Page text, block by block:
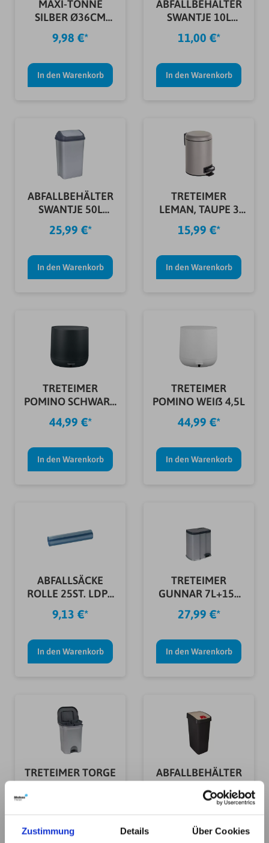
Zustimmung Details Über Cookies
MAXI-TONNE
SILBER Ø36CM
9,98 €*
In den Warenkorb
ABFALLBEHÄLTER
SWANTJE 10L
11,00 €*
In den Warenkorb
ABFALLBEHÄLTER
SWANTJE 50L
25,99 €*
In den Warenkorb
TRETEIMER
LEMAN, TAUPE 3
15,99 €*
In den Warenkorb
TRETEIMER
POMINO SCHWARZ
44,99 €*
In den Warenkorb
TRETEIMER
POMINO WEIß 4,5L
44,99 €*
In den Warenkorb
ABFALLSÄCKE
ROLLE 25ST. LDPE
9,13 €*
In den Warenkorb
TRETEIMER
GUNNAR 7L+15L
T
27,99 €*
In den Warenkorb
TRETEIMER TORGE
SILBER/ANTHRAZI
ABFALLBEHÄLTER
ANTHRAZIT
23,99 €*